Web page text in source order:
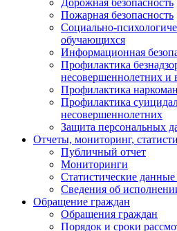
Дорожная безопасность
Пожарная безопасность
Социально-
обучающихся
Информационная
Профилактика
несовершеннолетних и
Профилактика
Профилактика
несовершеннолетних
Защита персональных
Отчеты, мониторинг,
Публичный отчет
Мониторинги
Статистические
Сведения об
Обращение граждан
Обращения граждан
Порядок и сроки